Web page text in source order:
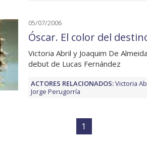
05/07/2006
Óscar. El color del
Victoria Abril y Joaquim De
debut de Lucas Fernández
ACTORES RELACIONADOS:Victoria
Jorge Perugorría
1